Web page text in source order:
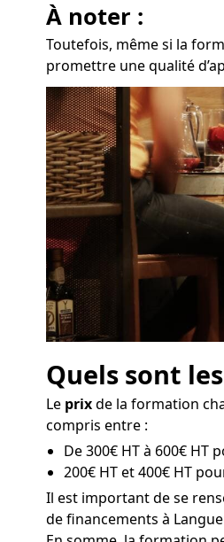
À noter :
Toutefois, même si la
promettre une qualité
Quels sont
Le prixde la formation
compris entre :
De 300€ HT à 600€
200€ HT et 400€ HT
Il est important de se
de financements à